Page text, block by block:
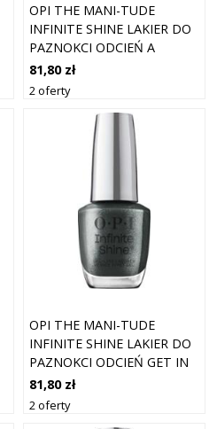
OPI THE MANI-TUDE
INFINITE SHINE LAKIER DO
PAZNOKCI ODCIEŃ A
TOTAL SUZI 15 ML
81,80 zł
2 oferty
OPI THE MANI-TUDE
INFINITE SHINE LAKIER DO
PAZNOKCI ODCIEŃ GET IN
PLATFORM-ATION 15 ML
81,80 zł
2 oferty